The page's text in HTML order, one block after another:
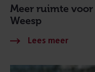
Meer ruimte
Weesp